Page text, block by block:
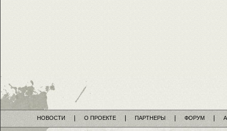
НОВОСТИ О ПРОЕКТЕ ПАРТНЕРЫ ФОРУМ